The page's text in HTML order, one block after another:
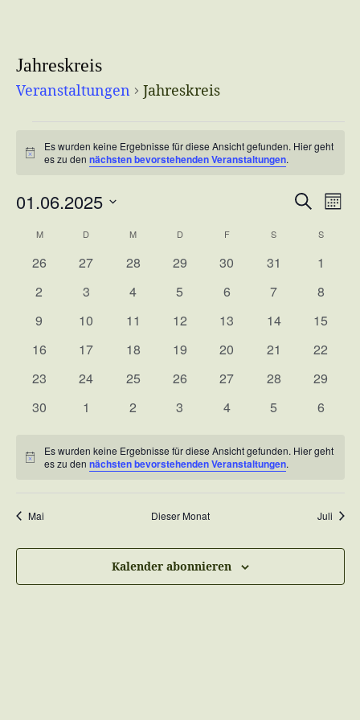
Jahreskreis
Veranstaltungen Jahreskreis
Hinweis
Es wurden keine Ergebnisse für diese Ansicht gefunden. Hier geht
es zu dennächsten bevorstehenden Veranstaltungen.
Suche
Suche
Monat
01.06.2025
Kalender
von
Veranstaltungen
MMONTAG D DIENSTAGM MITTWOCH
DDONNERSTAG
FFREITAG S SAMSTAGS
0
26
0
27
0
28
0
29
0
30
0
31
0
1
0
2
0
3
0
4
0
5
0
6
0
7
0
8
0
9
0
10
0
11
0
12
0
13
0
14
0
15
0
16
0
17
0
18
0
19
0
20
0
21
0
22
0
23
0
24
0
25
0
26
0
27
0
28
0
29
0
30
0
1
0
2
0
3
0
4
0
5
0
6
Hinweis
Es wurden keine Ergebnisse für diese Ansicht gefunden. Hier geht
es zu dennächsten bevorstehenden Veranstaltungen.
Mai Dieser Monat Juli
Kalender abonnieren